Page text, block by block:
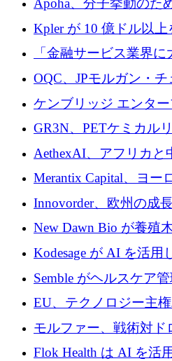
の資本シフトを呼びかけ
Apoha、分子挙動のた
リジェンス」を構築す
かけてステルス状態か
Kpler が 10 億ドル以上
Contentful を買収、
ンを開始
「金融サービス業界
いる」と「欧州初のAI
スが語る
OQC、JPモルガン・
界のフィンテック・ア
するためにQuantum-
上げ
ケンブリッジ エンタ
ィープテック創設者向
を構築
GR3N、PETケミカル
めにシリーズBで1,550
AethexAI、アフリカ
ストラクチャを構築す
Merantix Capital、ヨー
スタートアップ向けに
ァンドを立ち上げる
Innovorder、欧州の成
めに2,000万ユーロを
New Dawn Bio が養殖
ドで 210 万ユーロを調
Kodesage が AI を活用
ェアの最新化のために
Semble がヘルスケア
拡大するためにシリー
を調達
EU、テクノロジー主
保護」に関するものだ
モルファー、戦術対ド
ムを最前線に近づける
Flok Health は AI を活